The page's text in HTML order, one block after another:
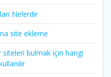
Nelerdir
site ekleme
bulmak için hangi